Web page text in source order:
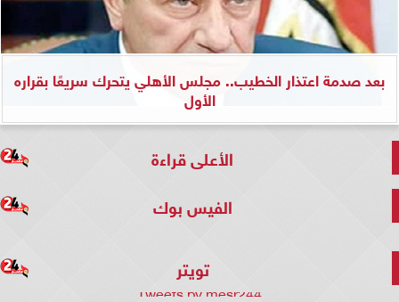
بعد صدمة اعتذار الخطيب.. مجلس الأهلي يتحرك سريعًا بقراره
الأول
الأعلى قراءة
الفيس بوك
تويتر
Tweets by mesr244